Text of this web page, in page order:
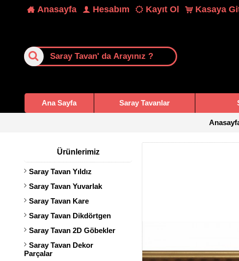
Anasayfa Hesabım Kayıt Ol Kasaya
Ana Sayfa Saray Tavanlar
Ürünlerimiz
Saray Tavan Yıldız
Saray Tavan Yuvarlak
Saray Tavan Kare
Saray Tavan Dikdörtgen
Saray Tavan 2D Göbekler
Saray Tavan Dekor
Parçalar